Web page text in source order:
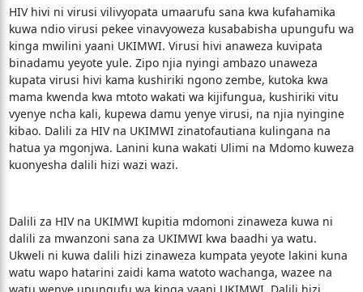
HIV hivi ni virusi vilivyopata umaarufu sana kwa kufahamika
kuwa ndio virusi pekee vinavyoweza kusababisha upungufu wa
kinga mwilini yaani UKIMWI. Virusi hivi anaweza kuvipata
binadamu yeyote yule. Zipo njia nyingi ambazo unaweza
kupata virusi hivi kama kushiriki ngono zembe, kutoka kwa
mama kwenda kwa mtoto wakati wa kijifungua, kushiriki vitu
vyenye ncha kali, kupewa damu yenye virusi, na njia nyingine
kibao. Dalili za HIV na UKIMWI zinatofautiana kulingana na
hatua ya mgonjwa. Lanini kuna wakati Ulimi na Mdomo kuweza
kuonyesha dalili hizi wazi wazi.
Dalili za HIV na UKIMWI kupitia mdomoni zinaweza kuwa ni
dalili za mwanzoni sana za UKIMWI kwa baadhi ya watu.
Ukweli ni kuwa dalili hizi zinaweza kumpata yeyote lakini kuna
watu wapo hatarini zaidi kama watoto wachanga, wazee na